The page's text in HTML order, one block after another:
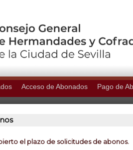
Acceso de Abonados Pago de
el plazo de solicitudes de abonos.